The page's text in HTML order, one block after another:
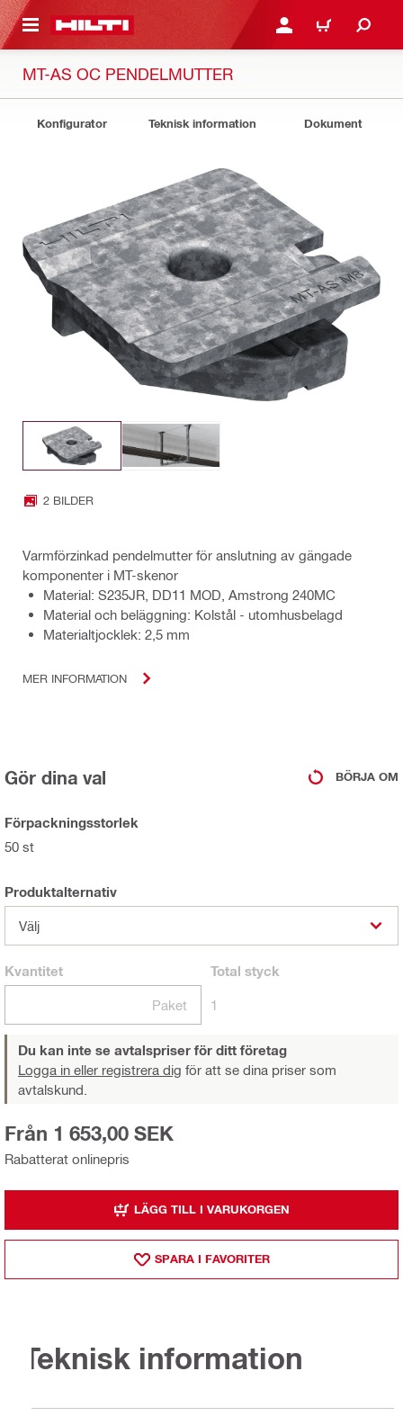
GÅ TILL HUVUDSIDAN LOGGA IN ELLER
VARUKORG
MT-AS OC PENDELMUTTER
Konfigurator Teknisk information Dokument
2 BILDER
Varmförzinkad pendelmutter för anslutning av gängade
komponenter i MT-skenor
Material: S235JR, DD11 MOD, Amstrong 240MC
Material och beläggning: Kolstål - utomhusbelagd
Materialtjocklek: 2,5 mm
MER INFORMATION
Gör dina val BÖRJA OM
Förpackningsstorlek
50 st
Produktalternativ
Välj
Kvantitet
Paket
Total styck
1
Du kan inte se avtalspriser för ditt företag
Logga in eller registrera dig för att se dina priser som
avtalskund.
Rabatterat onlinepris
Från 1 653,00 SEK
LÄGG TILL I VARUKORGEN
SPARA I FAVORITER
Teknisk information